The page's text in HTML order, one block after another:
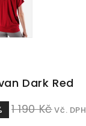
Dark Red
1 190 KčVč. DPH